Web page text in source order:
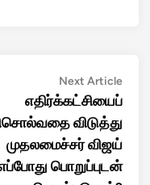
Next ArticleNext
எதிர்க்கட்சியைப்
விடுத்து
முதலமைச்சர் விஜய்
பொறுப்புடன்